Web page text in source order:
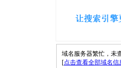
域名服务器繁忙，未
[点击查看全部域名信